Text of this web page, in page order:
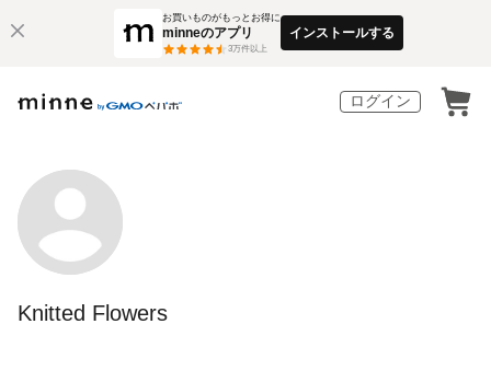
お買いものがもっとお得に
minneのアプリ
3万件以上
インストールする
ログイン
Knitted Flowers